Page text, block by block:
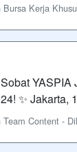
Kerja
✨
Content -